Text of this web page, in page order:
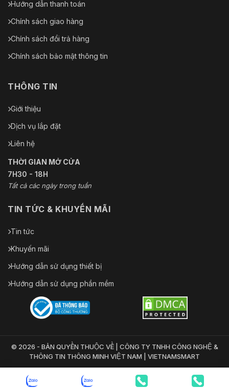
Hướng dẫn thanh toán
Chính sách giao hàng
Chính sách đổi trả hàng
Chính sách bảo mật thông tin
THÔNG TIN
Giới thiệu
Dịch vụ lắp đặt
Liên hệ
THỜI GIAN MỞ CỬA
7H30 - 18H
Tất cả các ngày trong tuần
TIN TỨC & KHUYẾN MÃI
Tin tức
Khuyến mãi
Hướng dẫn sử dụng thiết bị
Hướng dẫn sử dụng phần mềm
© 2026 - BẢN QUYỀN THUỘC VỀ | CÔNG TY TNHH CÔNG NGHỆ &
THÔNG TIN THÔNG MINH VIỆT NAM | VIETNAMSMART